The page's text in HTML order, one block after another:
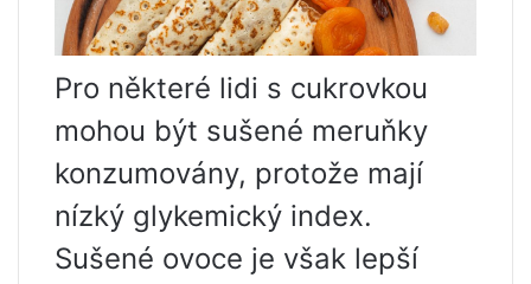
Pro některé lidi s cukrovkou
mohou být sušené meruňky
konzumovány, protože mají
nízký glykemický index.
Sušené ovoce je však lepší